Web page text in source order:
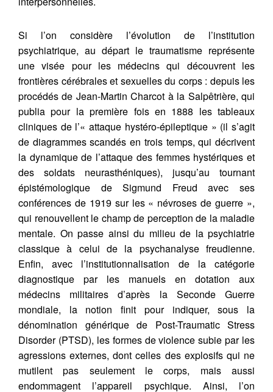
Si l’on considère l’évolution de l’institution
psychiatrique, au départ le traumatisme représente
une visée pour les médecins qui découvrent les
frontières cérébrales et sexuelles du corps : depuis les
procédés de Jean-Martin Charcot à la Salpêtrière, qui
publia pour la première fois en 1888 les tableaux
cliniques de l’« attaque hystéro-épileptique » (il s’agit
de diagrammes scandés en trois temps, qui décrivent
la dynamique de l’attaque des femmes hystériques et
des soldats neurasthéniques), jusqu’au tournant
épistémologique de Sigmund Freud avec ses
conférences de 1919 sur les « névroses de guerre »,
qui renouvellent le champ de perception de la maladie
mentale. On passe ainsi du milieu de la psychiatrie
classique à celui de la psychanalyse freudienne.
Enfin, avec l’institutionnalisation de la catégorie
diagnostique par les manuels en dotation aux
médecins militaires d’après la Seconde Guerre
mondiale, la notion finit pour indiquer, sous la
dénomination générique de Post-Traumatic Stress
Disorder (PTSD), les formes de violence subie par les
agressions externes, dont celles des explosifs qui ne
mutilent pas seulement le corps, mais aussi
endommagent l’appareil psychique. Ainsi, l’on